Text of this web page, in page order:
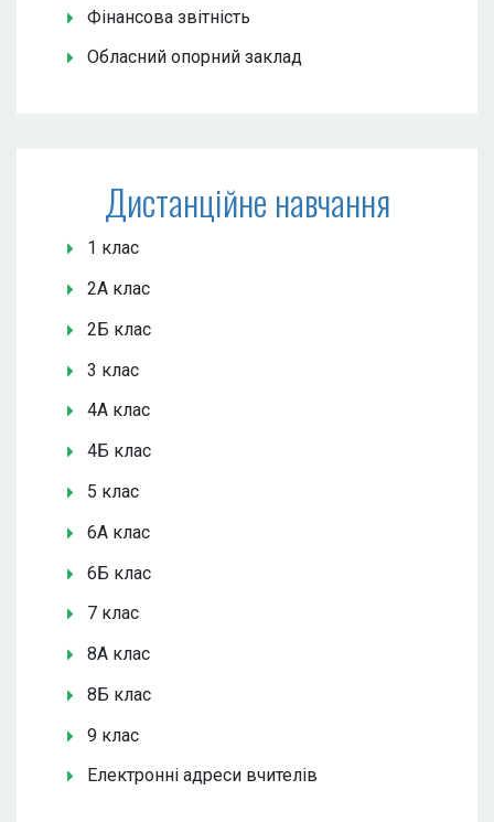
Фінансова звітність
Обласний опорний заклад
Дистанційне навчання
1 клас
2А клас
2Б клас
3 клас
4А клас
4Б клас
5 клас
6А клас
6Б клас
7 клас
8А клас
8Б клас
9 клас
Електронні адреси вчителів